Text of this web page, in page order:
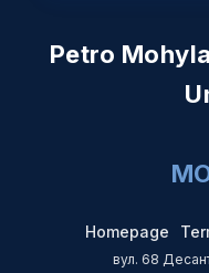
Petro
Homepage
вул. 68